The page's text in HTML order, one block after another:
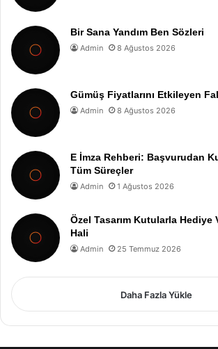
Bir Sana Yandım Ben Sözleri
Admin 8 Ağustos 2026
Gümüş Fiyatlarını Etkileyen
Admin 8 Ağustos 2026
E İmza Rehberi: Başvurudan
Tüm Süreçler
Admin 1 Ağustos 2026
Özel Tasarım Kutularla Hediye
Hali
Admin 25 Temmuz 2026
Daha Fazla Yükle